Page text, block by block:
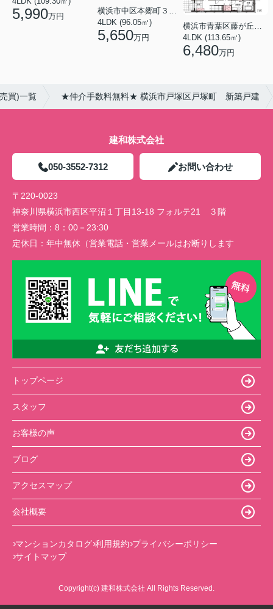
5,990万円
横浜市中区本郷町３丁目
4LDK (96.05㎡)
5,650万円
横浜市青葉区藤が丘１丁目
4LDK (113.65㎡)
6,480万円
買)一覧 ★仲介手数料無料★ 横浜市戸塚区戸塚町 新築戸建
建和株式会社
050-3552-7312 お問い合わせ
〒220-0023
神奈川県横浜市西区平沼１丁目13-18 フォルテ21 ３階
営業時間： 8：00－23:30
定休日： 年中無休（営業電話・営業メールはお断りします
トップページ
スタッフ
お客様の声
ブログ
アクセスマップ
会社概要
マンションカタログ 利用規約 プライバシーポリシー
サイトマップ
Copyright(c) 建和株式会社 All Rights Reserved.